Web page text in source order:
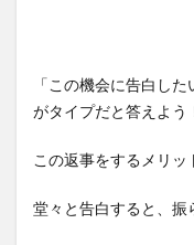
「この機会に告白し
がタイプだと答えよう
この返事をするメリッ
堂々と告白すると、振